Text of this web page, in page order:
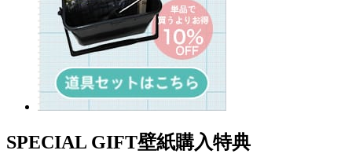
SPECIAL GIFT壁紙購入特典